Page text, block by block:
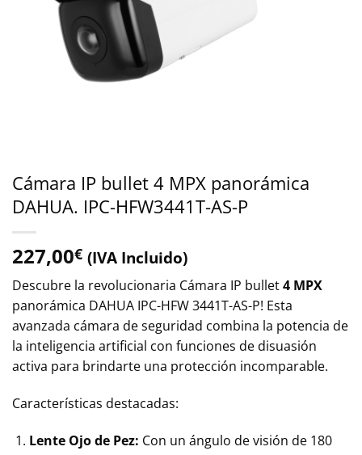
Cámara IP bullet 4 MPX panorámica
DAHUA. IPC-HFW3441T-AS-P
227,00€ (IVA Incluido)
Descubre la revolucionaria Cámara IP bullet4 MPX
panorámica DAHUA IPC-HFW 3441T-AS-P! Esta
avanzada cámara de seguridad combina la potencia de
la inteligencia artificial con funciones de disuasión
activa para brindarte una protección incomparable.
Características destacadas:
Lente Ojo de Pez: Con un ángulo de visión de 180